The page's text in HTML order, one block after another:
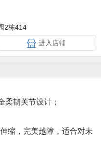
2栋414
进入店铺
柔韧关节设计；
缩，完美越障，适合对未